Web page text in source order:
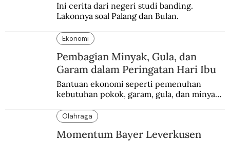
Ini cerita dari negeri studi banding.
Lakonnya soal Palang dan Bulan.
Ekonomi
Pembagian Minyak, Gula, dan
Garam dalam Peringatan Hari Ibu
Bantuan ekonomi seperti pemenuhan
kebutuhan pokok, garam, gula, dan minyak
peringatan Hari Ibu.
Olahraga
Momentum Bayer Leverkusen